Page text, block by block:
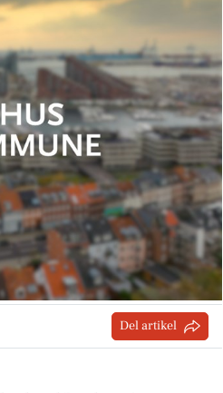
Del artikel